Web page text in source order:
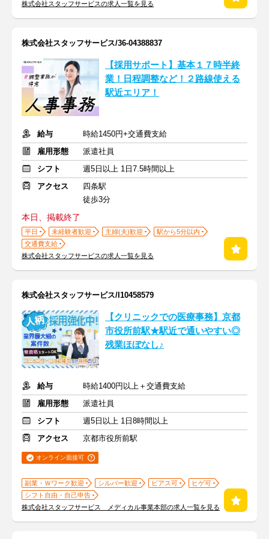
株式会社スタッフサービスの求人一覧を見る
株式会社スタッフサービス/36-04388837
【採用サポート】基本１７時半終
業！日程調整など！２路線使える
駅近エリア！
給与
時給1450円+交通費支給
雇用形態
派遣社員
シフト
週5日以上 1日7.5時間以上
アクセス
四条駅
徒歩3分
本日、掲載終了
平日 未経験者歓迎 主婦(夫)歓迎
駅から5分以内
交通費支給
株式会社スタッフサービスの求人一覧を見る
株式会社スタッフサービス/I10458579
【クリニックでの医療事務】京都
市役所前駅★駅近で通いやすい◎
残業ほぼなし♪
給与
時給1400円以上＋交通費支給
雇用形態
派遣社員
シフト
週5日以上 1日8時間以上
アクセス
京都市役所前駅
オンライン面接可
副業・Ｗワーク歓迎 シルバー歓迎 ピアス可
ヒゲ可
シフト自由・自己申告
株式会社スタッフサービス メディカル事業本部の求人一覧を見る